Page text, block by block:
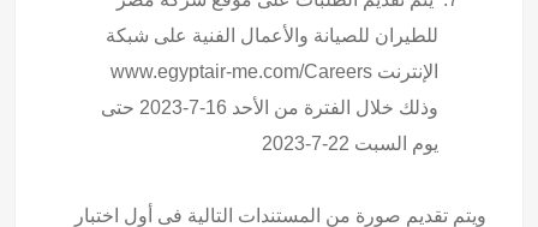
للطيران للصيانة والأعمال الفنية على شبكة
الإنترنت www.egyptair-me.com/Careers
وذلك خلال الفترة من الأحد 16-7-2023 حتى
يوم السبت 22-7-2023
ويتم تقديم صورة من المستندات التالية فى أول اختبار